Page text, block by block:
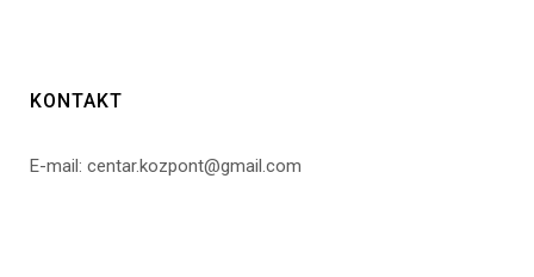
KONTAKT
E-mail: centar.kozpont@gmail.com